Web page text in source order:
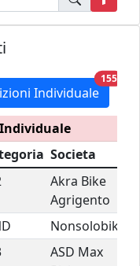
Individuale
155
Individuale
Societa
Akra Bike
Agrigento
Nonsolobike
ASD Max